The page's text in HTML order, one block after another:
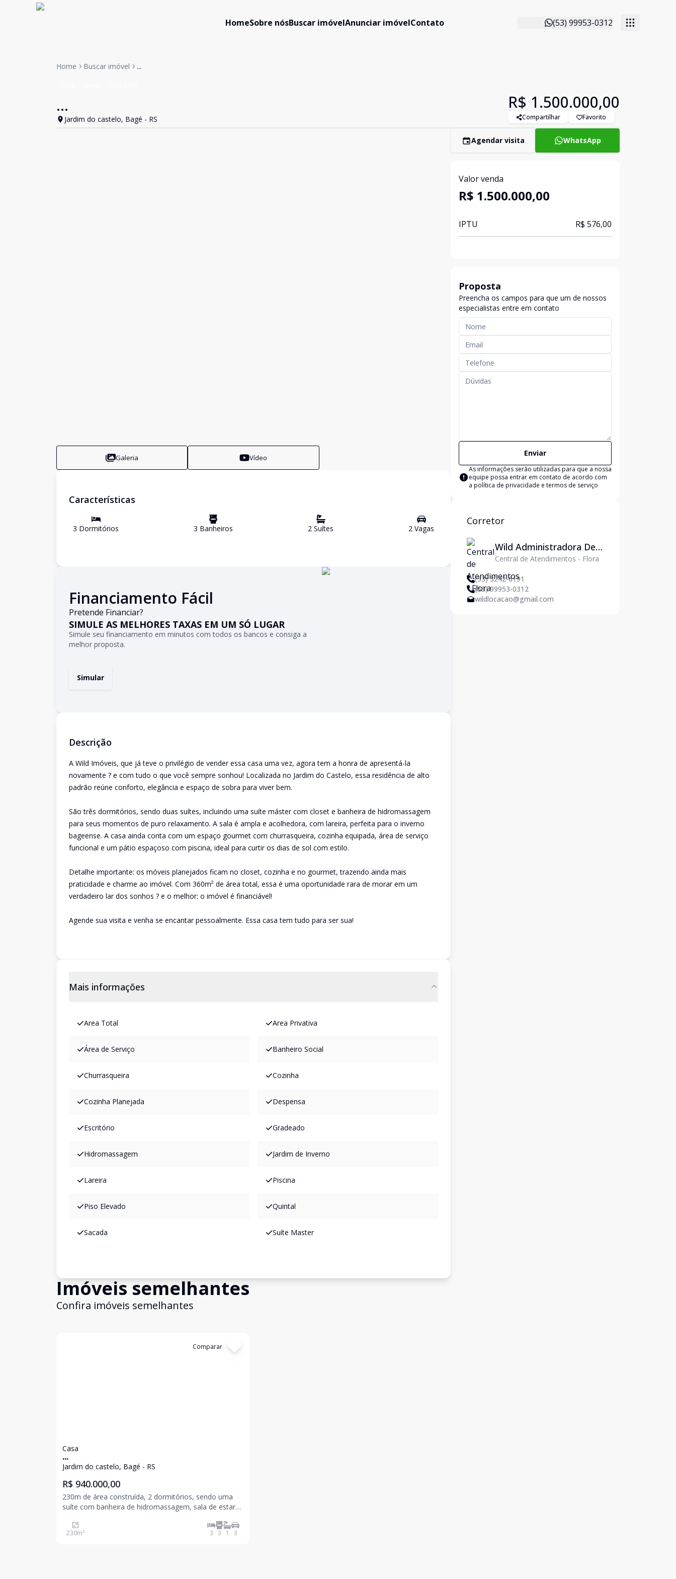
HomeSobre nósBuscar imóvelAnunciar imóvelContato (53) 99953-0312
Home Buscar imóvel ...
...
Jardim do castelo, Bagé - RS
R$ 1.500.000,00
Compartilhar Favorito
Galeria Vídeo
Características
3 Dormitórios 3 Banheiros 2 Suítes 2 Vagas
Financiamento Fácil
Pretende Financiar?
SIMULE AS MELHORES TAXAS EM UM SÓ LUGAR
Simule seu financiamento em minutos com todos os bancos e consiga a
melhor proposta.
Simular
Descrição
A Wild Imóveis, que já teve o privilégio de vender essa casa uma vez, agora tem a honra de apresentá-la
novamente ? e com tudo o que você sempre sonhou! Localizada no Jardim do Castelo, essa residência de alto
padrão reúne conforto, elegância e espaço de sobra para viver bem.
São três dormitórios, sendo duas suítes, incluindo uma suíte máster com closet e banheira de hidromassagem
para seus momentos de puro relaxamento. A sala é ampla e acolhedora, com lareira, perfeita para o inverno
bageense. A casa ainda conta com um espaço gourmet com churrasqueira, cozinha equipada, área de serviço
funcional e um pátio espaçoso com piscina, ideal para curtir os dias de sol com estilo.
Detalhe importante: os móveis planejados ficam no closet, cozinha e no gourmet, trazendo ainda mais
praticidade e charme ao imóvel. Com 360m² de área total, essa é uma oportunidade rara de morar em um
verdadeiro lar dos sonhos ? e o melhor: o imóvel é financiável!
Agende sua visita e venha se encantar pessoalmente. Essa casa tem tudo para ser sua!
Mais informações
Area Total Area Privativa
Área de Serviço Banheiro Social
Churrasqueira Cozinha
Cozinha Planejada Despensa
Escritório Gradeado
Hidromassagem Jardim de Inverno
Lareira Piscina
Piso Elevado Quintal
Sacada Suíte Master
Imóveis semelhantes
Confira imóveis semelhantes
Comparar
Casa
...
Jardim do castelo, Bagé - RS
R$ 940.000,00
230m de área construída, 2 dormitórios, sendo uma
suíte com banheira de hidromassagem, sala de estar
230m² 3 3 1 3
Agendar visita WhatsApp
Valor venda
R$ 1.500.000,00
IPTU R$ 576,00
Proposta
Preencha os campos para que um de nossos
especialistas entre em contato
Enviar
As informações serão utilizadas para que a nossa
equipe possa entrar em contato de acordo com
a política de privacidade e termos de serviço
Corretor
Wild Administradora De
Imóveis Ltda
Central de Atendimentos - Flora
(53) 3242-6191
(53) 99953-0312
wildlocacao@gmail.com